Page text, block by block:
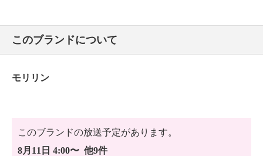
このブランドについて
モリリン
このブランドの放送予定があります。
8月11日 4:00〜 他9件